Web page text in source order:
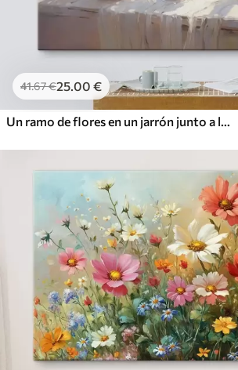
41.67€25.00 €
Un ramo de flores en un jarrón junto a la ventana.